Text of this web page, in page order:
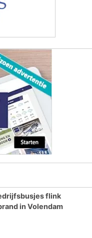
flink
in Volendam